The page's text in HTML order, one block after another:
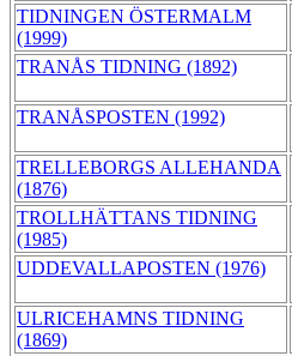
TIDNINGEN ÖSTERMALM
(1999)
TRANÅS TIDNING (1892)
TRANÅSPOSTEN (1992)
TRELLEBORGS ALLEHANDA
(1876)
TROLLHÄTTANS TIDNING
(1985)
UDDEVALLAPOSTEN (1976)
ULRICEHAMNS TIDNING
(1869)